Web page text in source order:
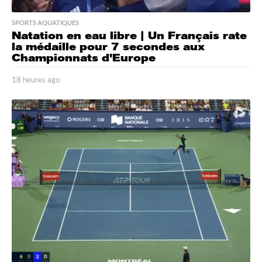
SPORTS AQUATIQUES
Natation en eau libre | Un Français rate
la médaille pour 7 secondes aux
Championnats d’Europe
18 heures ago
h
e
r
s
a
g
o